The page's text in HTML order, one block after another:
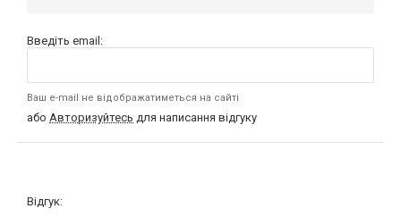
Введіть email:
Ваш e-mail не відображатиметься на сайті
або Авторизуйтесь для написання відгуку
Відгук: